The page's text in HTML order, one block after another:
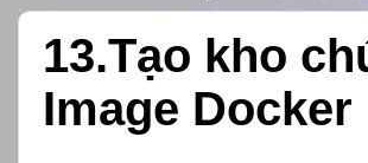
13.Tạo kho
Image Docker